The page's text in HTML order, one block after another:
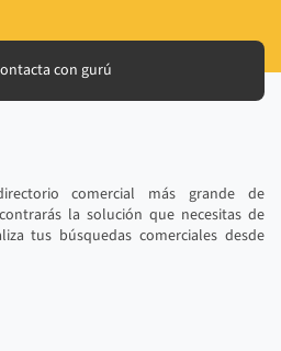
con gurú
comercial más grande de
la solución que necesitas de
tus búsquedas comerciales desde